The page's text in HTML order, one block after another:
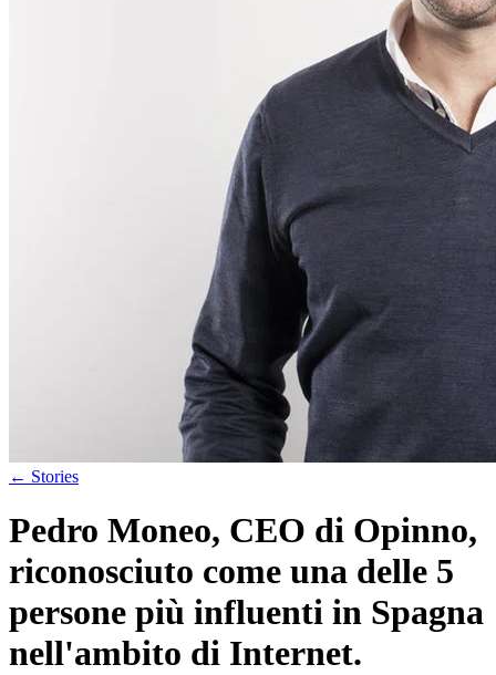
← Stories
Pedro Moneo, CEO di Opinno,
riconosciuto come una delle 5
persone più influenti in Spagna
nell'ambito di Internet.